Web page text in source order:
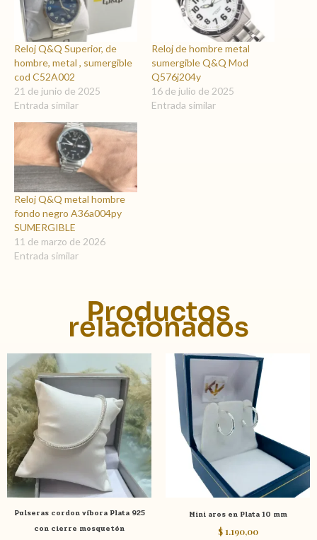
Reloj Q&Q Superior, de
hombre, metal , sumergible
cod C52A002
21 de junio de 2025
Entrada similar
Reloj de hombre metal
sumergible Q&Q Mod
Q576j204y
16 de julio de 2025
Entrada similar
Reloj Q&Q metal hombre
fondo negro A36a004py
SUMERGIBLE
11 de marzo de 2026
Entrada similar
Productos
relacionados
Pulseras cordon víbora Plata 925
con cierre mosquetón
Mini aros en Plata 10 mm
$1.190,00